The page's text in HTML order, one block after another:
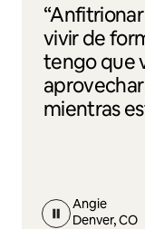
vivir de
tengo que
mientras
Angie
Denver, CO